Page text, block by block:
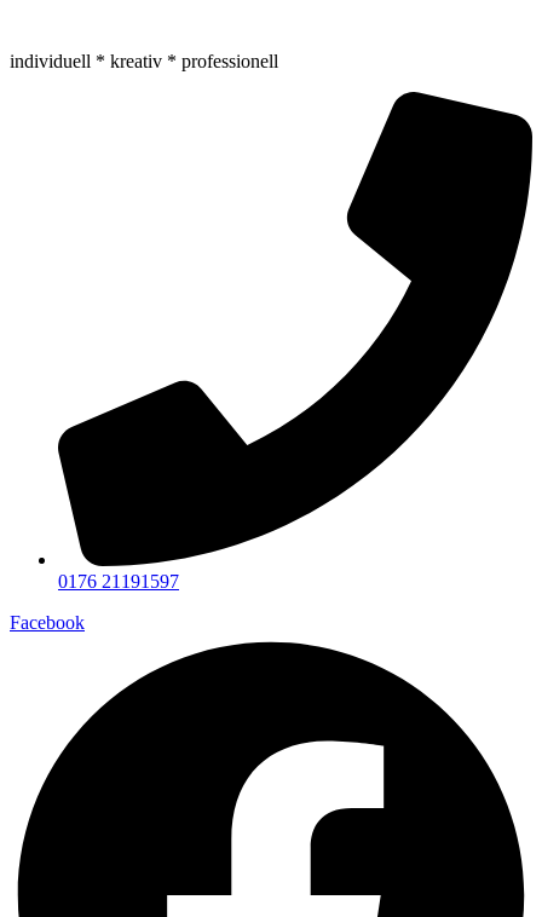
springen
individuell * kreativ * professionell
0176 21191597
Facebook